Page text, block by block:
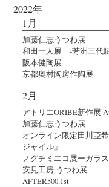
2022年
1月
加藤仁志うつわ展
和田一人展 -芳洲三代
阪本健陶展
京都奥村陶房作陶展
2月
アトリエORIBE新作展
加藤仁志うつわ展
オンライン限定田川亞
ジャイル」
ノグチミエコ展ーガラ
安見工房 うつわ展
AFTER500.1st